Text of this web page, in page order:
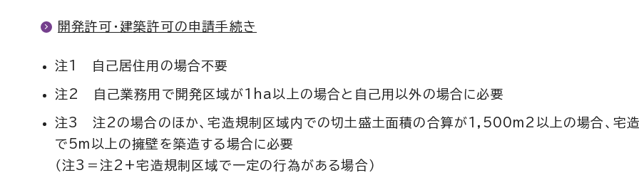
開発許可・建築許可の申請手続き
注1 自己居住用の場合不要
注2 自己業務用で開発区域が1ha以上の場合と自己用以外の場合に必要
注3 注2の場合のほか、宅造規制区域内での切土盛土面積の合算が1,500m2以上の場合、宅
で5m以上の擁壁を築造する場合に必要
（注3＝注2+宅造規制区域で一定の行為がある場合）